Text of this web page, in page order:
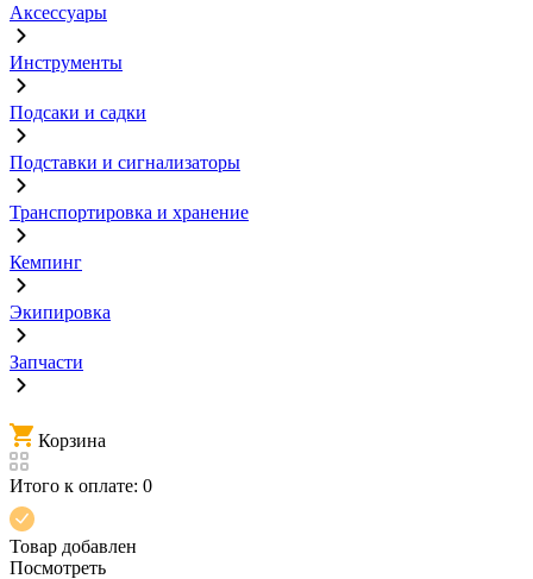
Аксессуары
Инструменты
Подсаки и садки
Подставки и сигнализаторы
Транспортировка и хранение
Кемпинг
Экипировка
Запчасти
Корзина
Итого к оплате: 0
Товар добавлен
Посмотреть